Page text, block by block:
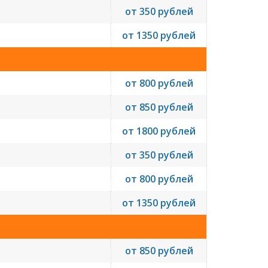
от 350 рублей
от 1350 рублей
от 800 рублей
от 850 рублей
от 1800 рублей
от 350 рублей
от 800 рублей
от 1350 рублей
от 850 рублей